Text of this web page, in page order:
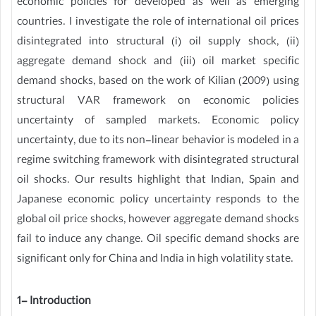
countries. I investigate the role of international oil prices
disintegrated into structural (i) oil supply shock, (ii)
aggregate demand shock and (iii) oil market specific
demand shocks, based on the work of Kilian (2009) using
structural VAR framework on economic policies
uncertainty of sampled markets. Economic policy
uncertainty, due to its non-linear behavior is modeled in a
regime switching framework with disintegrated structural
oil shocks. Our results highlight that Indian, Spain and
Japanese economic policy uncertainty responds to the
global oil price shocks, however aggregate demand shocks
fail to induce any change. Oil specific demand shocks are
significant only for China and India in high volatility state.
1- Introduction